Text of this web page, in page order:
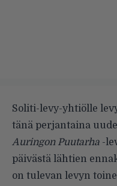
Soliti-levy-yhtiölle
tänä perjantaina
Auringon Puutarha -
päivästä lähtien
on tulevan levyn